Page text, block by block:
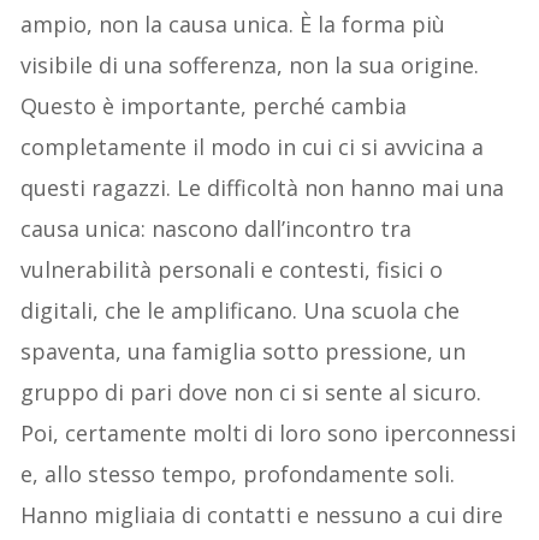
ampio, non la causa unica. È la forma più
visibile di una sofferenza, non la sua origine.
Questo è importante, perché cambia
completamente il modo in cui ci si avvicina a
questi ragazzi. Le difficoltà non hanno mai una
causa unica: nascono dall’incontro tra
vulnerabilità personali e contesti, fisici o
digitali, che le amplificano. Una scuola che
spaventa, una famiglia sotto pressione, un
gruppo di pari dove non ci si sente al sicuro.
Poi, certamente molti di loro sono iperconnessi
e, allo stesso tempo, profondamente soli.
Hanno migliaia di contatti e nessuno a cui dire